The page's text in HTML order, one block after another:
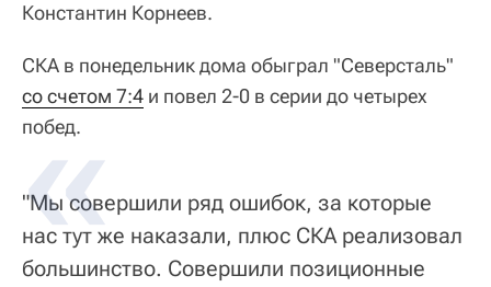
Константин Корнеев.
СКА в понедельник дома обыграл "Северсталь"
со счетом 7:4 и повел 2-0 в серии до четырех
побед.
"Мы совершили ряд ошибок, за которые
нас тут же наказали, плюс СКА реализовал
большинство. Совершили позиционные